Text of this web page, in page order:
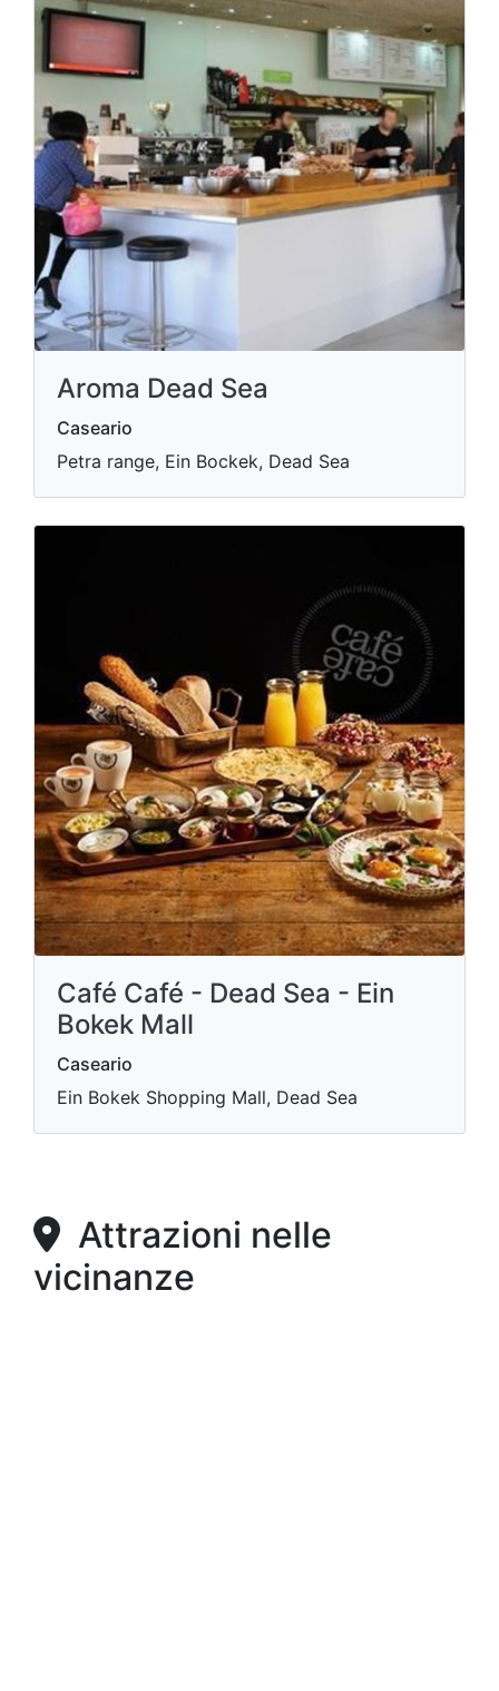
Aroma Dead Sea
Caseario
Petra range, Ein Bockek, Dead Sea
Café Café - Dead Sea - Ein
Bokek Mall
Caseario
Ein Bokek Shopping Mall, Dead Sea
Attrazioni nelle
vicinanze